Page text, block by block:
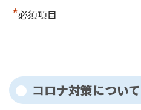
*必須項目
コロナ対策について